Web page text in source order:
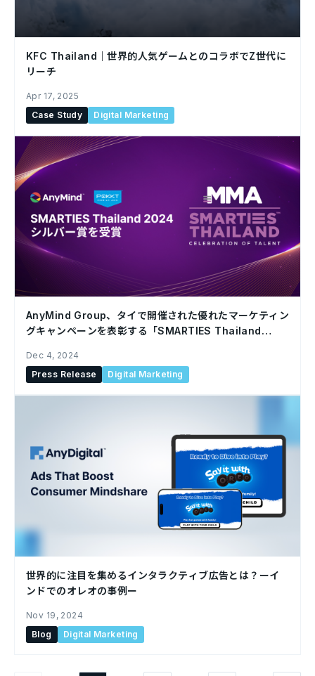
KFC Thailand｜世界的人気ゲームとのコラボでZ世代に
リーチ
Apr 17, 2025
Case Study
Digital Marketing
AnyMind Group、タイで開催された優れたマーケティン
グキャンペーンを表彰する「SMARTIES Thailand
Dec 4, 2024
Press Release
Digital Marketing
世界的に注目を集めるインタラクティブ広告とは？ーイ
ンドでのオレオの事例ー
Nov 19, 2024
Blog
Digital Marketing